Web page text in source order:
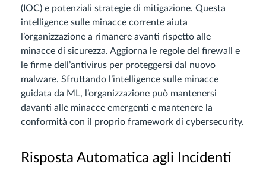
(IOC) e potenziali strategie di mitigazione. Questa
intelligence sulle minacce corrente aiuta
l’organizzazione a rimanere avanti rispetto alle
minacce di sicurezza. Aggiorna le regole del firewall e
le firme dell’antivirus per proteggersi dal nuovo
malware. Sfruttando l’intelligence sulle minacce
guidata da ML, l’organizzazione può mantenersi
davanti alle minacce emergenti e mantenere la
conformità con il proprio framework di cybersecurity.
Risposta Automatica agli Incidenti